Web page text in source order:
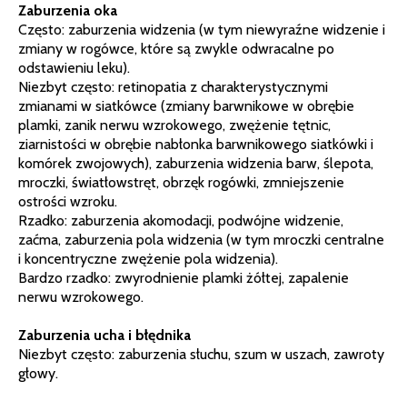
Zaburzenia oka
Często: zaburzenia widzenia (w tym niewyraźne widzenie i
zmiany w rogówce, które są zwykle odwracalne po
odstawieniu leku).
Niezbyt często: retinopatia z charakterystycznymi
zmianami w siatkówce (zmiany barwnikowe w obrębie
plamki, zanik nerwu wzrokowego, zwężenie tętnic,
ziarnistości w obrębie nabłonka barwnikowego siatkówki i
komórek zwojowych), zaburzenia widzenia barw, ślepota,
mroczki, światłowstręt, obrzęk rogówki, zmniejszenie
ostrości wzroku.
Rzadko: zaburzenia akomodacji, podwójne widzenie,
zaćma, zaburzenia pola widzenia (w tym mroczki centralne
i koncentryczne zwężenie pola widzenia).
Bardzo rzadko: zwyrodnienie plamki żółtej, zapalenie
nerwu wzrokowego.
Zaburzenia ucha i błędnika
Niezbyt często: zaburzenia słuchu, szum w uszach, zawroty
głowy.